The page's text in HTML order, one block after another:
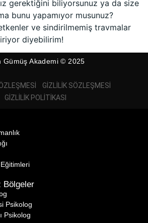
gerektiğini biliyorsunuz ya da size
bunu yapamıyor musunuz?
ve sindirilmemiş travmalar
diyebilirim!
Gümüş Akademi © 2025
GIZLILIK SÖZLEŞMESI
GIZLILIK POLITIKASI
Bölgeler
Psikolog
Psikolog